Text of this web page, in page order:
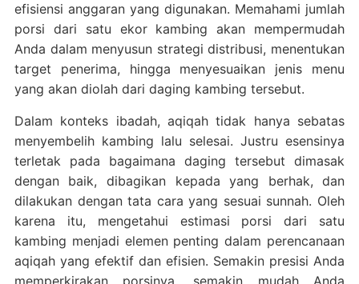
efisiensi anggaran yang digunakan. Memahami jumlah
porsi dari satu ekor kambing akan mempermudah
Anda dalam menyusun strategi distribusi, menentukan
target penerima, hingga menyesuaikan jenis menu
yang akan diolah dari daging kambing tersebut.
Dalam konteks ibadah, aqiqah tidak hanya sebatas
menyembelih kambing lalu selesai. Justru esensinya
terletak pada bagaimana daging tersebut dimasak
dengan baik, dibagikan kepada yang berhak, dan
dilakukan dengan tata cara yang sesuai sunnah. Oleh
karena itu, mengetahui estimasi porsi dari satu
kambing menjadi elemen penting dalam perencanaan
aqiqah yang efektif dan efisien. Semakin presisi Anda
memperkirakan porsinya, semakin mudah Anda